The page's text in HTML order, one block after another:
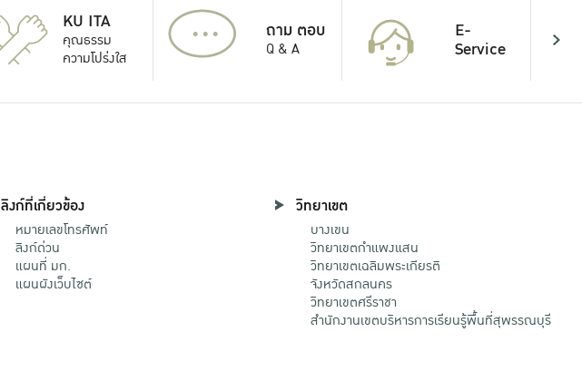
KU ITA
คุณธรรม
ความโปร่งใส
... ถาม ตอบ
Q & A
E-
Service
ลิงก์ที่เกี่ยวข้อง
หมายเลขโทรศัพท์
ลิงก์ด่วน
แผนที่ มก.
แผนผังเว็บไซต์
วิทยาเขต
บางเขน
วิทยาเขตกําแพงแสน
วิทยาเขตเฉลิมพระเกียรติ
จังหวัดสกลนคร
วิทยาเขตศรีราชา
สำนักงานเขตบริหารการเรียนรู้พื้นที่สุพรรณบุรี